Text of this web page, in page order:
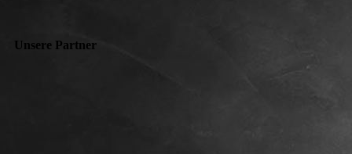
Unsere Partner